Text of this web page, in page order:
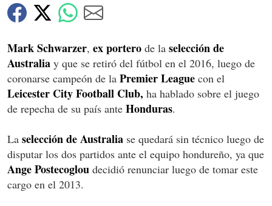
Mark Schwarzer, ex portero de la selección de
Australia y que se retiró del fútbol en el 2016, luego de
coronarse campeón de la Premier League con el
Leicester City Football Club, ha hablado sobre el juego
de repecha de su país ante Honduras.
La selección de Australia se quedará sin técnico luego de
disputar los dos partidos ante el equipo hondureño, ya que
Ange Postecoglou decidió renunciar luego de tomar este
cargo en el 2013.